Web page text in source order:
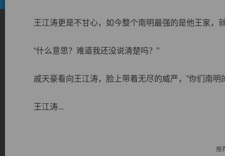
王江涛更是不甘心，如今整个南明最强的是他王家，
“什么意思？难道我还没说清楚吗？”
戚天豪看向王江涛，脸上带着无尽的威严，”你们南明
王江涛...
推